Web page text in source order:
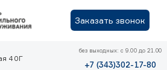
Заказать звонок
40Г
без выходных: с 9.00 до 21.00
+7 (343)302-17-80